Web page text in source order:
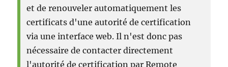
et de renouveler automatiquement les
certificats d'une autorité de certification
via une interface web. Il n'est donc pas
nécessaire de contacter directement
l'autorité de certification par Remote